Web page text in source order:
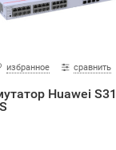
избранное сравнить
Huawei